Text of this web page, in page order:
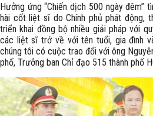
Hưởng ứng “Chiến dịch 500 ngày đêm”
hài cốt liệt sĩ do Chính phủ phát động,
triển khai đồng bộ nhiều giải pháp với
các liệt sĩ trở về với tên tuổi, gia đình
chúng tôi có cuộc trao đổi với ông
phố, Trưởng ban Chỉ đạo 515 thành phố